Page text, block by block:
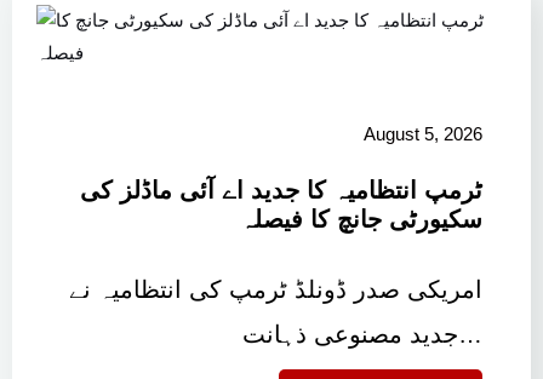
August 5, 2026
ٹرمپ انتظامیہ کا جدید اے آئی ماڈلز کی
سکیورٹی جانچ کا فیصلہ
امریکی صدر ڈونلڈ ٹرمپ کی انتظامیہ نے
جدید مصنوعی ذہانت…